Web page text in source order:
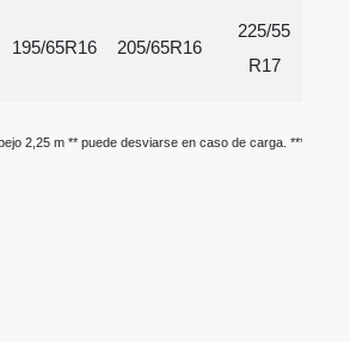
195/65R16 205/65R16
225/55
R17
2,25 m ** puede desviarse en caso de carga. *** Vito: